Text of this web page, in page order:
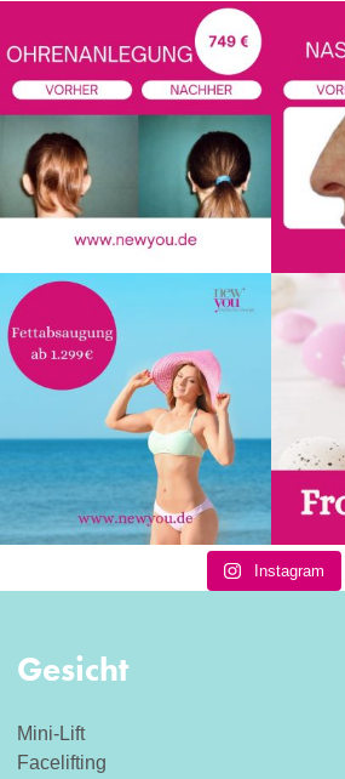
Instagram
Gesicht
Mini-Lift
Facelifting